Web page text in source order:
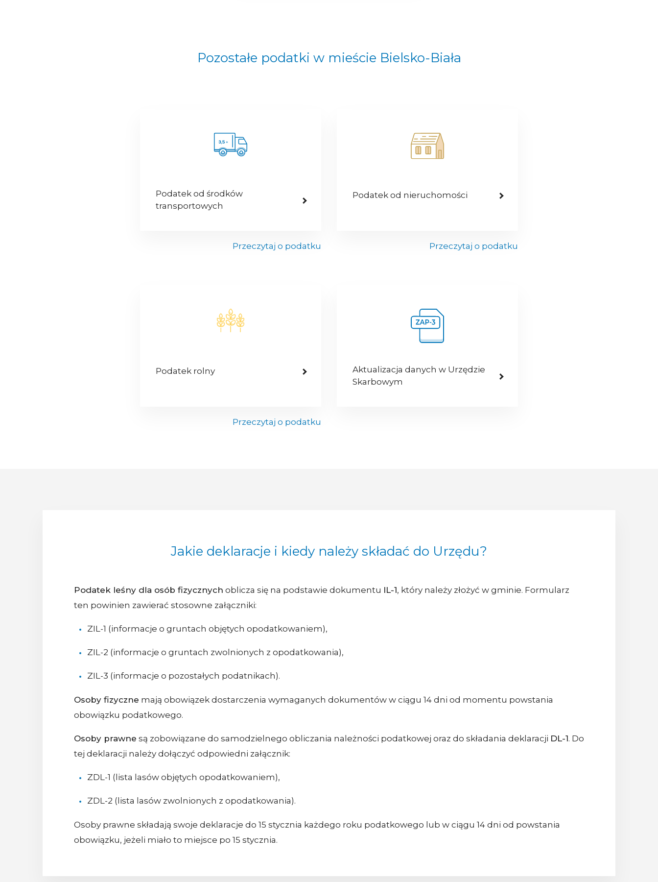
Pozostałe podatki w mieście Bielsko-Biała
Podatek od środków
transportowych
Przeczytaj o podatku
Podatek od nieruchomości
Przeczytaj o podatku
Podatek rolny
Przeczytaj o podatku
Aktualizacja danych w Urzędzie
Skarbowym
Jakie deklaracje i kiedy należy składać do Urzędu?
Podatek leśny dla osób fizycznych oblicza się na podstawie dokumentu IL-1, który należy złożyć w gminie. Formularz
ten powinien zawierać stosowne załączniki:
ZIL-1 (informacje o gruntach objętych opodatkowaniem),
ZIL-2 (informacje o gruntach zwolnionych z opodatkowania),
ZIL-3 (informacje o pozostałych podatnikach).
Osoby fizyczne mają obowiązek dostarczenia wymaganych dokumentów w ciągu 14 dni od momentu powstania
obowiązku podatkowego.
Osoby prawne są zobowiązane do samodzielnego obliczania należności podatkowej oraz do składania deklaracji DL-1. Do
tej deklaracji należy dołączyć odpowiedni załącznik:
ZDL-1 (lista lasów objętych opodatkowaniem),
ZDL-2 (lista lasów zwolnionych z opodatkowania).
Osoby prawne składają swoje deklaracje do 15 stycznia każdego roku podatkowego lub w ciągu 14 dni od powstania
obowiązku, jeżeli miało to miejsce po 15 stycznia.